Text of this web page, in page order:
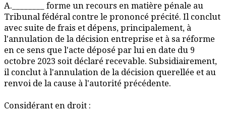
A.________ forme un recours en matière pénale au
Tribunal fédéral contre le prononcé précité. Il conclut
avec suite de frais et dépens, principalement, à
l'annulation de la décision entreprise et à sa réforme
en ce sens que l'acte déposé par lui en date du 9
octobre 2023 soit déclaré recevable. Subsidiairement,
il conclut à l'annulation de la décision querellée et au
renvoi de la cause à l'autorité précédente.
Considérant en droit :